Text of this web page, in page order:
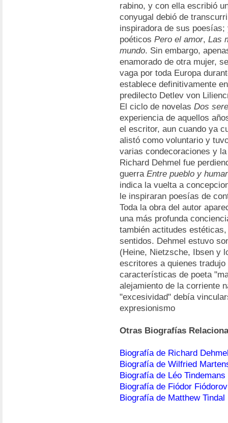
rabino, y con ella escribió
conyugal debió de
inspiradora de sus
poéticos Pero el amor, Las
mundo. Sin embargo,
enamorado de otra mujer,
vaga por toda Europa
establece definitivamente
predilecto Detlev von
El ciclo de novelas Dos
experiencia de aquellos
el escritor, aun cuando ya
alistó como voluntario y
varias condecoraciones y
Richard Dehmel fue
guerra Entre pueblo y
indica la vuelta a
le inspiraran poesías de
Toda la obra del autor
una más profunda
también actitudes
sentidos. Dehmel estuvo
(Heine, Nietzsche, Ibsen y
escritores a quienes
características de poeta
alejamiento de la corriente
"excesividad" debía
expresionismo
Otras Biografías
Biografía de Richard
Biografía de Wilfried
Biografía de Léo Tindemans
Biografía de Fiódor
Biografía de Matthew Tindal